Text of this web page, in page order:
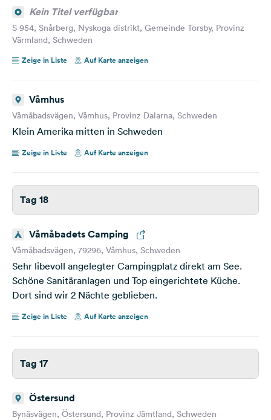
Kein Titel verfügbar
S 954, Snårberg, Nyskoga distrikt, Gemeinde Torsby, Provinz
Värmland, Schweden
Zeige in Liste
Auf Karte anzeigen
Våmhus
Våmåbadsvägen, Våmhus, Provinz Dalarna, Schweden
Klein Amerika mitten in Schweden
Zeige in Liste Auf Karte anzeigen
Tag 18
Våmåbadets Camping
Våmåbadsvägen, 79296, Våmhus, Schweden
Sehr libevoll angelegter Campingplatz direkt am See.
Schöne Sanitäranlagen und Top eingerichtete Küche.
Dort sind wir 2 Nächte geblieben.
Zeige in Liste Auf Karte anzeigen
Tag 17
Östersund
Bynäsvägen, Östersund, Provinz Jämtland, Schweden